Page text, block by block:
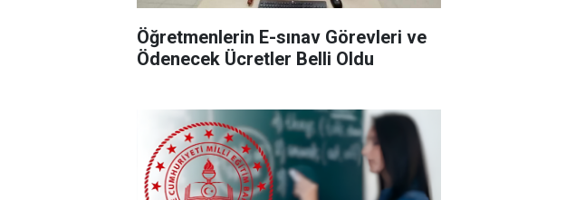
Öğretmenlerin E-sınav Görevleri ve
Ödenecek Ücretler Belli Oldu